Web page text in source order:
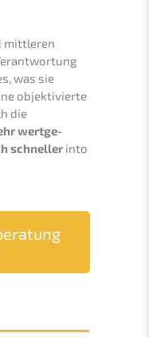
mittle­ren
was sie
objek­ti­vier­te
die
wertge­
schnel­ler into